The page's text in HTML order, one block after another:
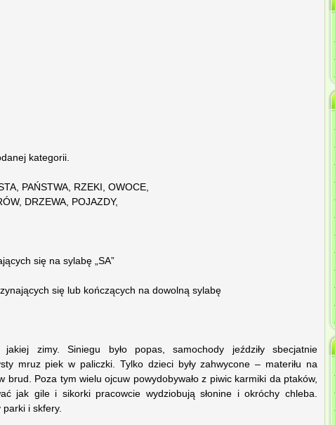
kategorii.
PAŃSTWA, RZEKI, OWOCE,
DRZEWA, POJAZDY,
się na sylabę „SA”
się lub kończących na dowolną sylabę
zimy. Siniegu było popas, samochody jeździły sbecjatnie
mruz piek w paliczki. Tylko dzieci były zahwycone – materiłu na
brud. Poza tym wielu ojcuw powydobywało z piwic karmiki da ptaków,
jak gile i sikorki pracowcie wydziobują słonine i okróchy chleba.
parki i skfery.